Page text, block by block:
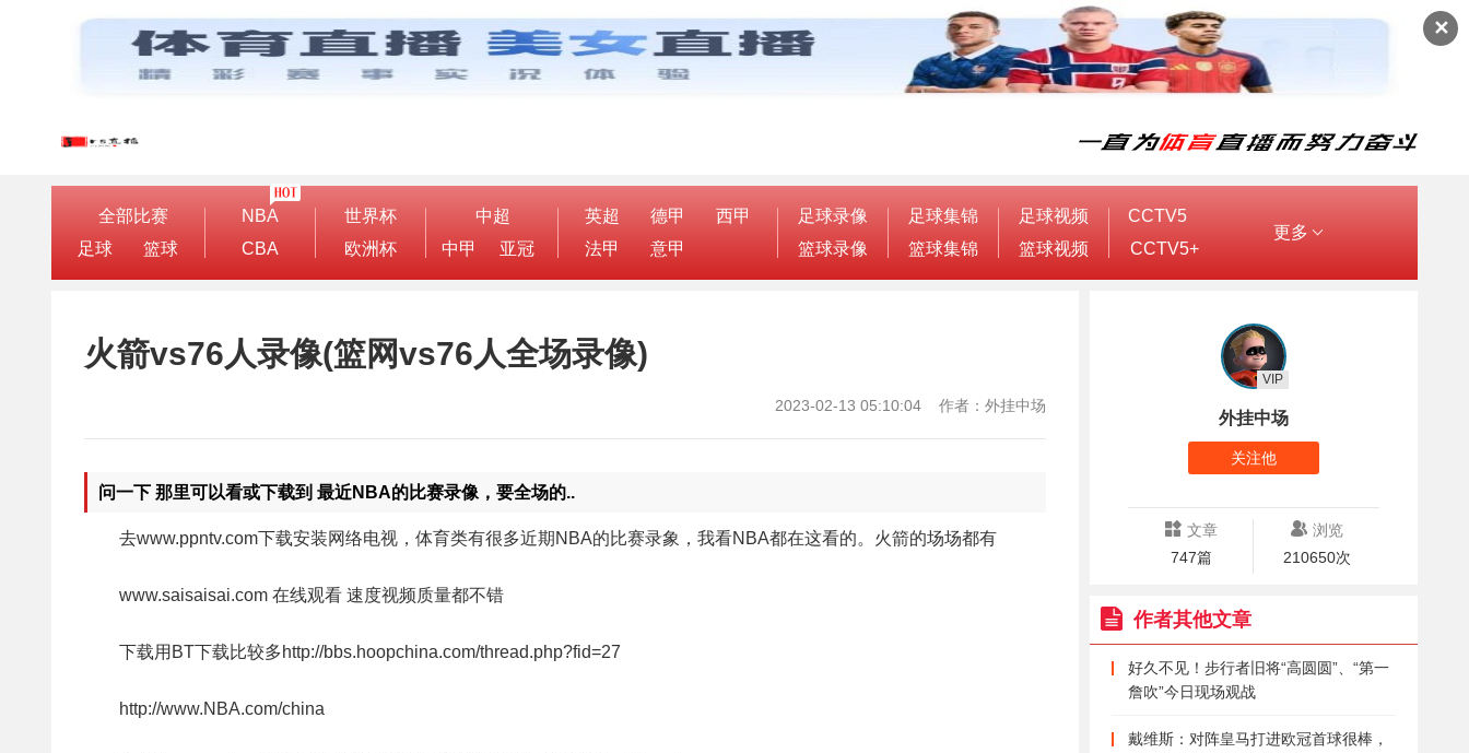
✕
全部比赛
足球
篮球
NBA
CBA
世界杯
欧洲杯
中超
中甲
亚冠
英超 德甲
西甲
法甲
意甲
足球录像
篮球录像
足球集锦
篮球集锦
足球视频
篮球视频
CCTV5
CCTV5+
更多
火箭vs76人录像(篮网vs76人全场录像)
2023-02-13 05:10:04 作者：外挂中场
问一下 那里可以看或下载到 最近NBA的比赛录像，要全场的..
去www.ppntv.com下载安装网络电视，体育类有很多近期NBA的比赛录象，我看NBA都在这看的。火箭的场场都有
www.saisaisai.com 在线观看 速度视频质量都不错
下载用BT下载比较多http://bbs.hoopchina.com/thread.php?fid=27
http://www.NBA.com/china
外挂中场
VIP
关注他
文章
747篇
浏览
210650次
作者其他文章
好久不见！步行者旧将“高圆圆”、“第一
詹吹”今日现场观战
戴维斯：对阵皇马打进欧冠首球很棒，